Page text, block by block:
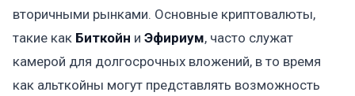
вторичными рынками. Основные криптовалюты,
такие как Биткойн и Эфириум, часто служат
камерой для долгосрочных вложений, в то время
как альткойны могут представлять возможность